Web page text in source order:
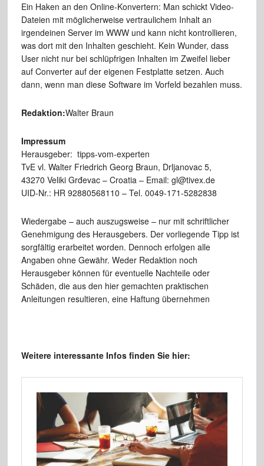
Ein Haken an den Online-Konvertern: Man schickt Video-
Dateien mit möglicherweise vertraulichem Inhalt an
irgendeinen Server im WWW und kann nicht kontrollieren,
was dort mit den Inhalten geschieht. Kein Wunder, dass
User nicht nur bei schlüpfrigen Inhalten im Zweifel lieber
auf Converter auf der eigenen Festplatte setzen. Auch
dann, wenn man diese Software im Vorfeld bezahlen muss.
Redaktion:Walter Braun
Impressum
Herausgeber: tipps-vom-experten
TvE vl. Walter Friedrich Georg Braun, Drljanovac 5,
43270 Veliki Grđevac – Croatia – Email: gl@tivex.de
UID-Nr.: HR 92880568110 – Tel. 0049-171-5282838
Wiedergabe – auch auszugsweise – nur mit schriftlicher
Genehmigung des Herausgebers. Der vorliegende Tipp ist
sorgfältig erarbeitet worden. Dennoch erfolgen alle
Angaben ohne Gewähr. Weder Redaktion noch
Herausgeber können für eventuelle Nachteile oder
Schäden, die aus den hier gemachten praktischen
Anleitungen resultieren, eine Haftung übernehmen
Weitere interessante Infos finden Sie hier: